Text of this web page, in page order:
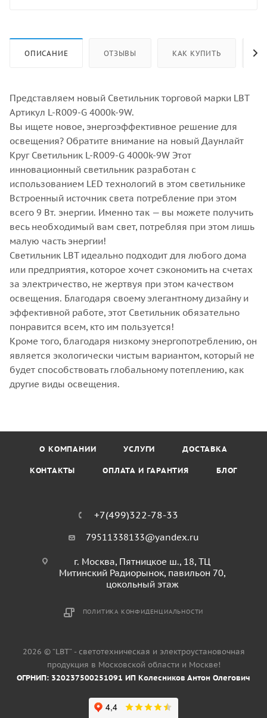
ОПИСАНИЕ ОТЗЫВЫ КАК КУПИТЬ
Представляем новый Светильник торговой марки LBT
Артикул L-R009-G 4000k-9W.
Вы ищете новое, энергоэффективное решение для
освещения? Обратите внимание на новый Даунлайт
Круг Светильник L-R009-G 4000k-9W Этот
инновационный светильник разработан с
использованием LED технологий в этом светильнике
Встроенный источник света потребление при этом
всего 9 Вт. энергии. Именно так — вы можете получить
весь необходимый вам свет, потребляя при этом лишь
малую часть энергии!
Светильник LBT идеально подходит для любого дома
или предприятия, которое хочет сэкономить на счетах
за электричество, не жертвуя при этом качеством
освещения. Благодаря своему элегантному дизайну и
эффективной работе, этот Светильник обязательно
понравится всем, кто им пользуется!
Кроме того, благодаря низкому энергопотреблению, он
является экологически чистым вариантом, который не
будет способствовать глобальному потеплению, как
другие виды освещения.
О КОМПАНИИ УСЛУГИ ДОСТАВКА
КОНТАКТЫ ОПЛАТА И ГАРАНТИЯ БЛОГ
+7(499)322-78-33
79511338133@yandex.ru
г. Москва, Пятницкое ш., 18, ТЦ
Митинский Радиорынок, павильон 70,
цокольный этаж
ПОЛИТИКА КОНФИДЕНЦИАЛЬНОСТИ
2026 © “LBT” - светотехническая и электроустановочная
продукция в Московской области и Москве!
ОГРНИП: 320237500251091 ИП Колесников Антон Олегович